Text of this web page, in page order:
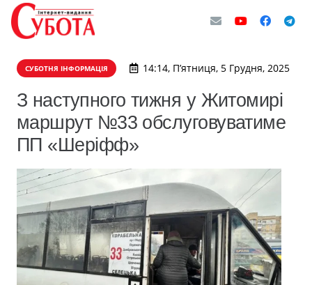
СУБОТНЯ ІНФОРМАЦІЯ 14:14, П’ятниця, 5 Грудня, 2025
З наступного тижня у Житомирі
маршрут №33 обслуговуватиме
ПП «Шеріфф»